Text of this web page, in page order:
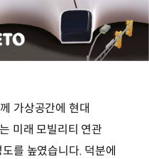
가상공간에 현대
미래 모빌리티 연관
를 높였습니다. 덕분에